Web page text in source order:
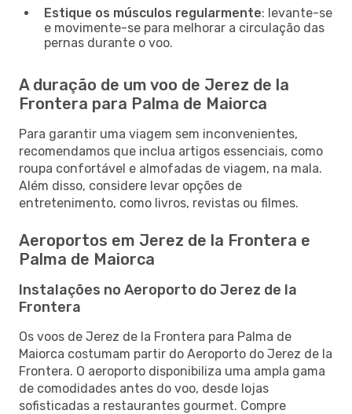
Estique os músculos regularmente: levante-se
e movimente-se para melhorar a circulação das
pernas durante o voo.
A duração de um voo de Jerez de la
Frontera para Palma de Maiorca
Para garantir uma viagem sem inconvenientes,
recomendamos que inclua artigos essenciais, como
roupa confortável e almofadas de viagem, na mala.
Além disso, considere levar opções de
entretenimento, como livros, revistas ou filmes.
Aeroportos em Jerez de la Frontera e
Palma de Maiorca
Instalações no Aeroporto do Jerez de la
Frontera
Os voos de Jerez de la Frontera para Palma de
Maiorca costumam partir do Aeroporto do Jerez de la
Frontera. O aeroporto disponibiliza uma ampla gama
de comodidades antes do voo, desde lojas
sofisticadas a restaurantes gourmet. Compre